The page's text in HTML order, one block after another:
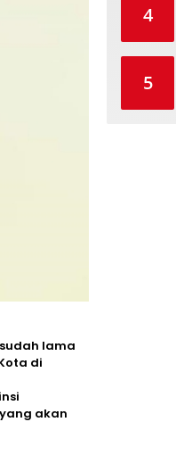
lama
di
akan
4
5